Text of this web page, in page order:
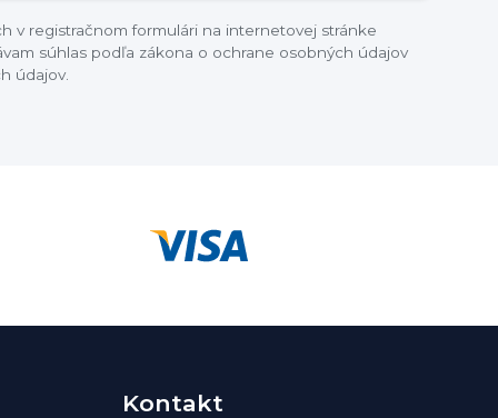
v registračnom formulári na internetovej stránke
súhlas podľa zákona o ochrane osobných údajov
údajov.
Kontakt